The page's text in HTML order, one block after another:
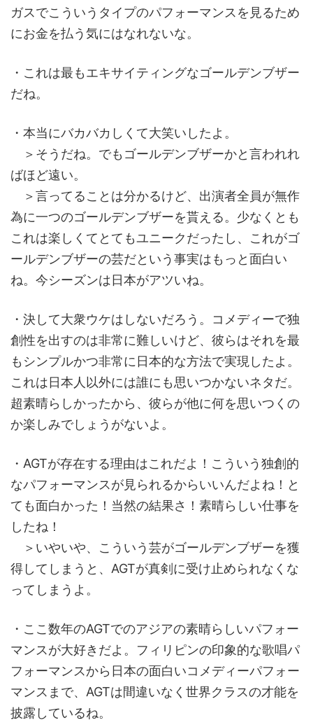
ガスでこういうタイプのパフォーマンスを見るため
にお金を払う気にはなれないな。
・これは最もエキサイティングなゴールデンブザー
だね。
・本当にバカバカしくて大笑いしたよ。
＞そうだね。でもゴールデンブザーかと言われれ
ばほど遠い。
＞言ってることは分かるけど、出演者全員が無作
為に一つのゴールデンブザーを貰える。少なくとも
これは楽しくてとてもユニークだったし、これがゴ
ールデンブザーの芸だという事実はもっと面白い
ね。今シーズンは日本がアツいね。
・決して大衆ウケはしないだろう。コメディーで独
創性を出すのは非常に難しいけど、彼らはそれを最
もシンプルかつ非常に日本的な方法で実現したよ。
これは日本人以外には誰にも思いつかないネタだ。
超素晴らしかったから、彼らが他に何を思いつくの
か楽しみでしょうがないよ。
・AGTが存在する理由はこれだよ！こういう独創的
なパフォーマンスが見られるからいいんだよね！と
ても面白かった！当然の結果さ！素晴らしい仕事を
したね！
＞いやいや、こういう芸がゴールデンブザーを獲
得してしまうと、AGTが真剣に受け止められなくな
ってしまうよ。
・ここ数年のAGTでのアジアの素晴らしいパフォー
マンスが大好きだよ。フィリピンの印象的な歌唱パ
フォーマンスから日本の面白いコメディーパフォー
マンスまで、AGTは間違いなく世界クラスの才能を
披露しているね。